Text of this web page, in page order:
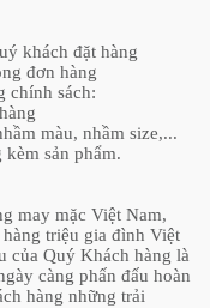
khách đặt hàng
đơn hàng
chính sách:
màu, nhầm size,...
sản phẩm.
may mặc Việt Nam,
triệu gia đình Việt
của Quý Khách hàng là
càng phấn đấu hoàn
hàng những trải